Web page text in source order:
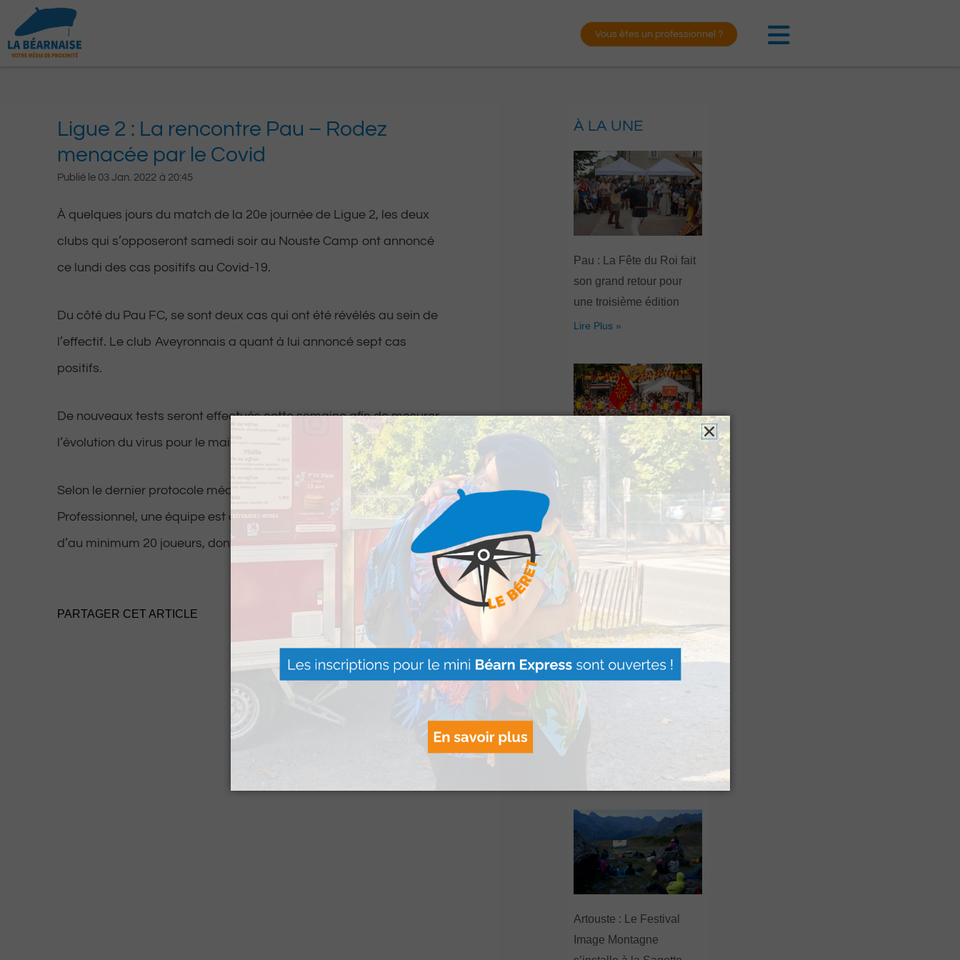
contenu
Vous êtes un professionnel ?
Ligue 2 : La rencontre Pau – Rodez
menacée par le Covid
Publié le 03 Jan. 2022 à 20:45
À quelques jours du match de la 20e journée de Ligue 2, les deux
clubs qui s’opposeront samedi soir au Nouste Camp ont annoncé
ce lundi des cas positifs au Covid-19.
Du côté du Pau FC, se sont deux cas qui ont été révélés au sein de
l’effectif. Le club Aveyronnais a quant à lui annoncé sept cas
positifs.
De nouveaux tests seront effectués cette semaine afin de mesurer
l’évolution du virus pour le maintien de la rencontre.
Selon le dernier protocole médical de la Ligue de Football
Professionnel, une équipe est autorisée à jouer tant qu’elle dispose
d’au minimum 20 joueurs, dont un gardien.
PARTAGER CET ARTICLE
À LA UNE
Pau : La Fête du Roi fait
son grand retour pour
une troisième édition
Lire Plus »
Hestiv’Òc : Les férias
Béarnaises font leur
grand retour à Pau
Lire Plus »
offert par Version
Voyages pour les grands
Artouste : Le Festival
Image Montagne